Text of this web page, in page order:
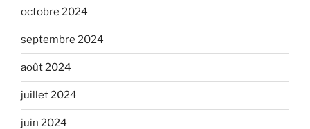
octobre 2024
septembre 2024
août 2024
juillet 2024
juin 2024